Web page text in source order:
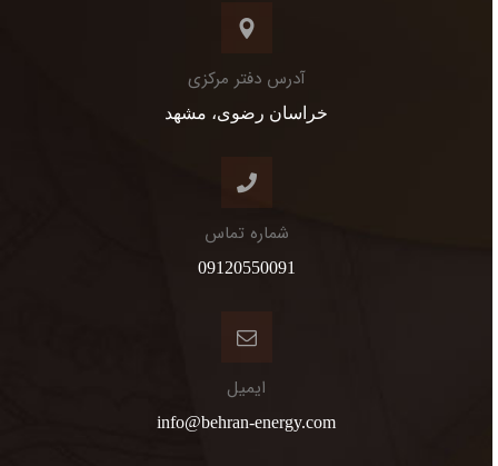
آدرس دفتر مرکزی
خراسان رضوی، مشهد
شماره تماس
09120550091
ایمیل
info@behran-energy.com